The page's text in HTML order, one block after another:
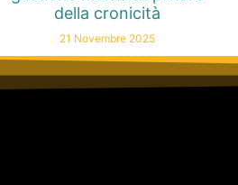
della cronicità
21 Novembre 2025